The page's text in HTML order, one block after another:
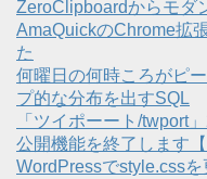
ZeroClipboardからモダ
AmaQuickのChrome拡
た
何曜日の何時ころがピ
プ的な分布を出すSQL
「ツイポーート/twport
公開機能を終了します
WordPressでstyle.css